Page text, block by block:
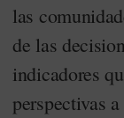
las
de las
indicadores
perspectivas